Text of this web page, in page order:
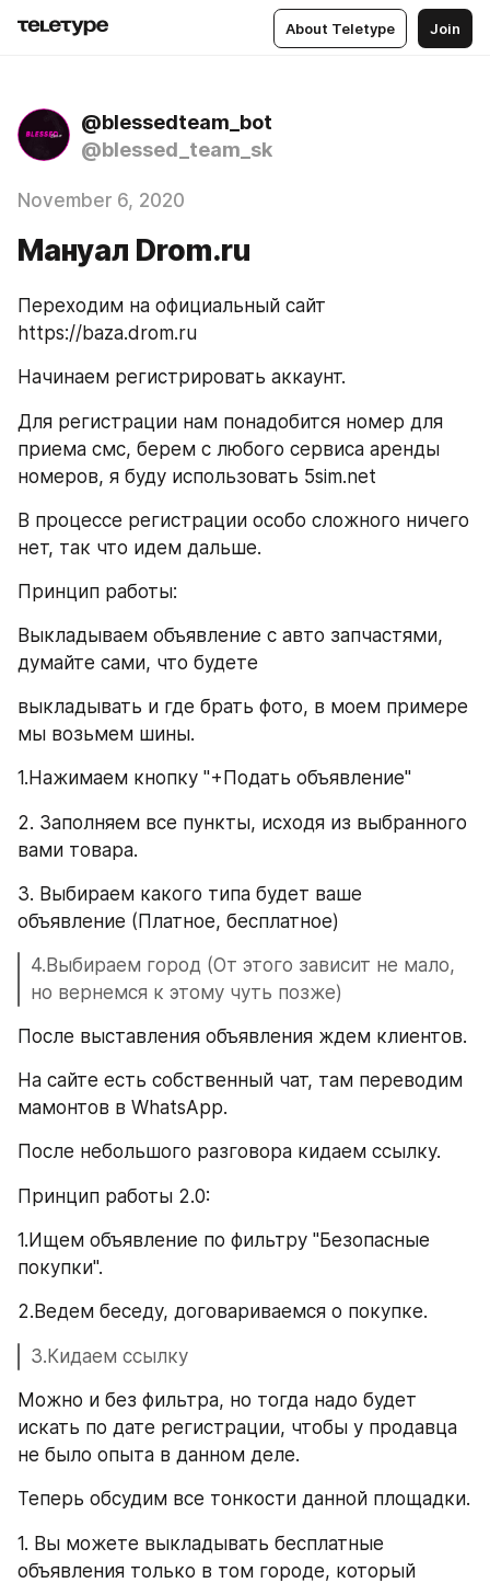
About Teletype Join
@blessedteam_bot
@blessed_team_sk
November 6, 2020
Мануал Drom.ru
Переходим на официальный сайт
https://baza.drom.ru
Начинаем регистрировать аккаунт.
Для регистрации нам понадобится номер для
приема смс, берем с любого сервиса аренды
номеров, я буду использовать 5sim.net
В процессе регистрации особо сложного ничего
нет, так что идем дальше.
Принцип работы:
Выкладываем объявление с авто запчастями,
думайте сами, что будете
выкладывать и где брать фото, в моем примере
мы возьмем шины.
1.Нажимаем кнопку "+Подать объявление"
2. Заполняем все пункты, исходя из выбранного
вами товара.
3. Выбираем какого типа будет ваше
объявление (Платное, бесплатное)
4.Выбираем город (От этого зависит не мало,
но вернемся к этому чуть позже)
После выставления объявления ждем клиентов.
На сайте есть собственный чат, там переводим
мамонтов в WhatsApp.
После небольшого разговора кидаем ссылку.
Принцип работы 2.0:
1.Ищем объявление по фильтру "Безопасные
покупки".
2.Ведем беседу, договариваемся о покупке.
3.Кидаем ссылку
Можно и без фильтра, но тогда надо будет
искать по дате регистрации, чтобы у продавца
не было опыта в данном деле.
Теперь обсудим все тонкости данной площадки.
1. Вы можете выкладывать бесплатные
объявления только в том городе, который